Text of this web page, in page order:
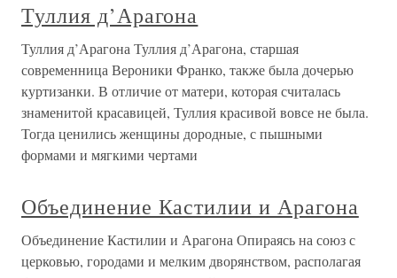
Туллия д’Арагона
Туллия д’Арагона Туллия д’Арагона, старшая
современница Вероники Франко, также была дочерью
куртизанки. В отличие от матери, которая считалась
знаменитой красавицей, Туллия красивой вовсе не была.
Тогда ценились женщины дородные, с пышными
формами и мягкими чертами
Объединение Кастилии и Арагона
Объединение Кастилии и Арагона Опираясь на союз с
церковью, городами и мелким дворянством, располагая